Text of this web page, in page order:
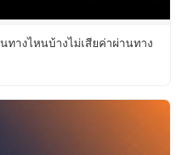
างไหนบ้างไม่เสียค่าผ่านทาง